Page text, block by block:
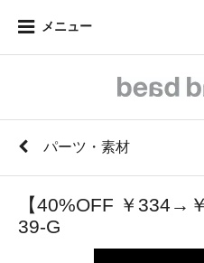
メニュー
パーツ・素材
【40%OFF ￥334→
39-G